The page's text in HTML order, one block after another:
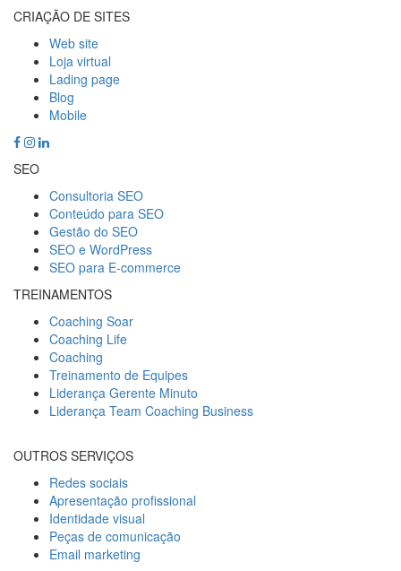
CRIAÇÃO DE SITES
Web site
Loja virtual
Lading page
Blog
Mobile
SEO
Consultoria SEO
Conteúdo para SEO
Gestão do SEO
SEO e WordPress
SEO para E-commerce
TREINAMENTOS
Coaching Soar
Coaching Life
Coaching
Treinamento de Equipes
Liderança Gerente Minuto
Liderança Team Coaching Business
OUTROS SERVIÇOS
Redes sociais
Apresentação profissional
Identidade visual
Peças de comunicação
Email marketing